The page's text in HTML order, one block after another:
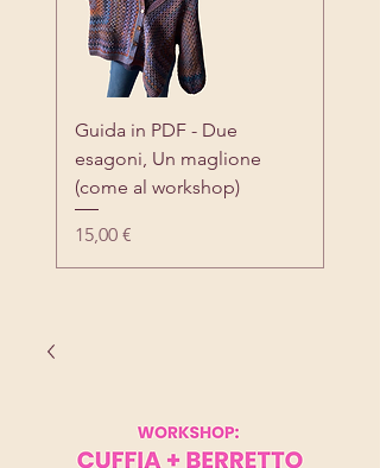
Guida in PDF - Due
esagoni, Un maglione
(come al workshop)
Prezzo
15,00 €